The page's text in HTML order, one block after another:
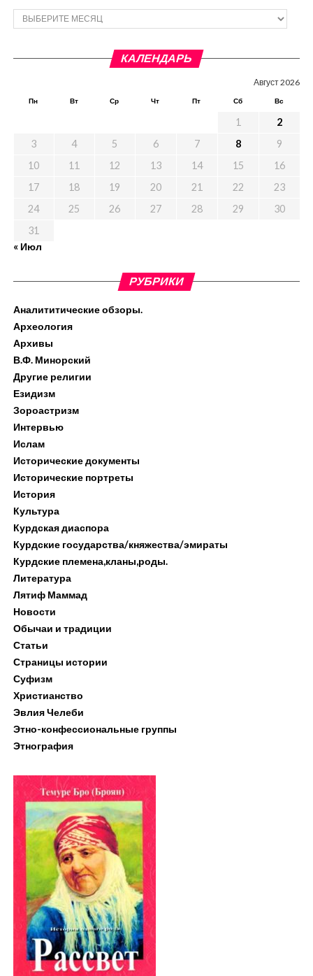
Архивы
КАЛЕНДАРЬ
Август 2026
Пн Вт Ср Чт Пт Сб Вс
1
2
3
4 5 6 7 8
9
10
11 12 13 14 15
16
17
18 19 20 21 22
23
24
25 26 27 28 29
30
31
« Июл
РУБРИКИ
Аналититические обзоры.
Археология
Архивы
В.Ф. Минорский
Другие религии
Езидизм
Зороастризм
Интервью
Ислам
Исторические документы
Исторические портреты
История
Культура
Курдская диаспора
Курдские государства/княжества/эмираты
Курдские племена,кланы,роды.
Литература
Лятиф Маммад
Новости
Обычаи и традиции
Статьи
Страницы истории
Суфизм
Христианство
Эвлия Челеби
Этно-конфессиональные группы
Этнография